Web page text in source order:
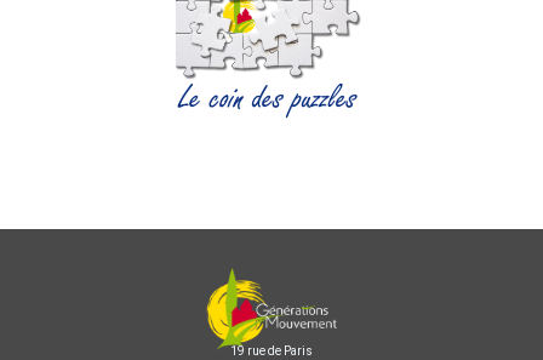
19 rue de Paris